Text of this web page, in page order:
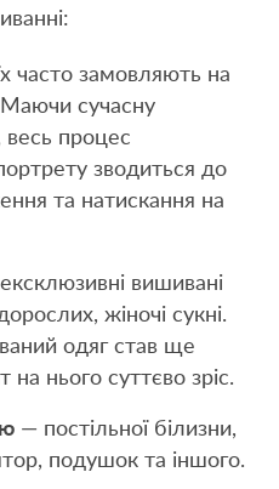
часто замовляють на
сучасну
процес
зводиться до
та натискання на
вишивані
жіночі сукні.
одяг став ще
нього суттєво зріс.
— постільної білизни,
подушок та іншого.